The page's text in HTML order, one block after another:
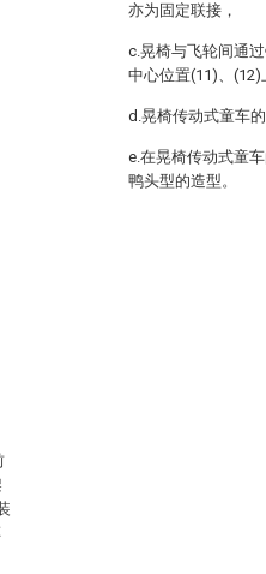
亦为固定联接，
c.晃椅与飞轮间通
中心位置(11)、(12)
d.晃椅传动式童车
e.在晃椅传动式童
鸭头型的造型。